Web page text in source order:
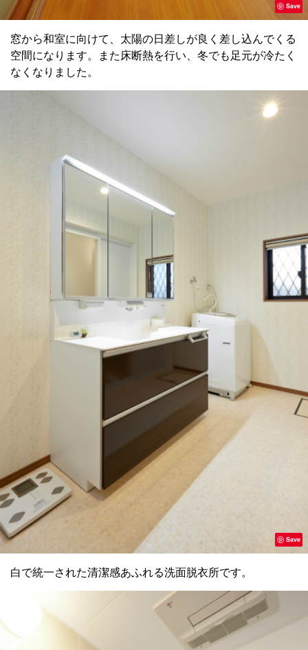
Save
窓から和室に向けて、太陽の日差しが良く差し込んでくる
空間になります。また床断熱を行い、冬でも足元が冷たく
なくなりました。
Save
白で統一された清潔感あふれる洗面脱衣所です。